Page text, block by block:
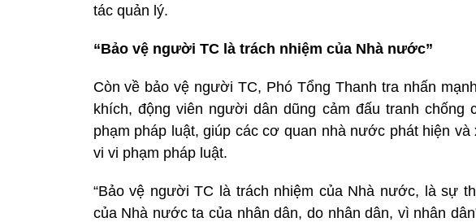
tác quản lý.
“Bảo vệ người TC là trách nhiệm của Nhà nước”
Còn về bảo vệ người TC, Phó Tổng Thanh tra nhấn
khích, động viên người dân dũng cảm đấu tranh chống
phạm pháp luật, giúp các cơ quan nhà nước phát hiện
vi vi phạm pháp luật.
“Bảo vệ người TC là trách nhiệm của Nhà nước, là sự
của Nhà nước ta của nhân dân, do nhân dân, vì nhân